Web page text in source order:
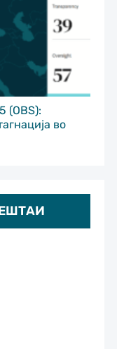
(OBS):
во